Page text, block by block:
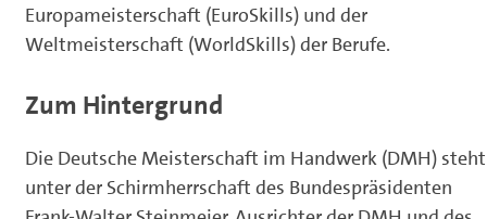
Europameisterschaft (EuroSkills) und der
Weltmeisterschaft (WorldSkills) der Berufe.
Zum Hintergrund
Die Deutsche Meisterschaft im Handwerk (DMH) steht
unter der Schirmherrschaft des Bundespräsidenten